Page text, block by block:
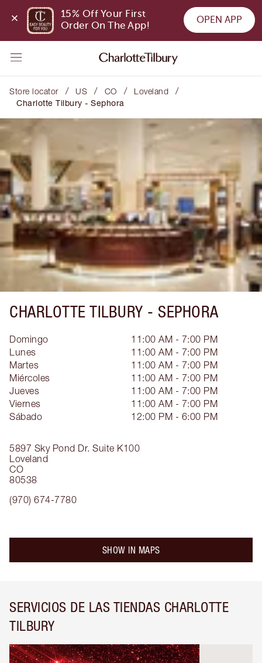
15% Off Your First
Order On The App!
OPEN APP
Store locator / US / CO / Loveland /
Charlotte Tilbury - Sephora
CHARLOTTE TILBURY - SEPHORA
5897 Sky Pond Dr. Suite K100
Loveland
CO
80538
(970) 674-7780
Domingo
11:00 AM - 7:00 PM
Lunes
11:00 AM - 7:00 PM
Martes
11:00 AM - 7:00 PM
Miércoles
11:00 AM - 7:00 PM
Jueves
11:00 AM - 7:00 PM
Viernes
11:00 AM - 7:00 PM
Sábado
12:00 PM - 6:00 PM
SHOW IN MAPS
SERVICIOS DE LAS TIENDAS CHARLOTTE
TILBURY